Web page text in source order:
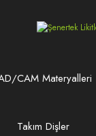
CAM Materyalleri
Takım Dişler